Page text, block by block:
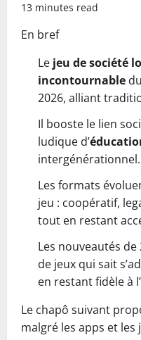
13 minutes read
En bref
Le jeu de société
incontournable du
2026, alliant
Il booste le lien
ludique d’
intergénérationnel.
Les formats
jeu : coopératif,
tout en restant
Les nouveautés
de jeux qui sait
en restant fidèle à
Le chapô suivant
malgré les apps et